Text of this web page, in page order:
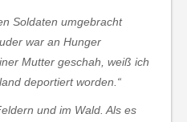
Soldaten umgebracht
war an Hunger
Mutter geschah, weiß ich
deportiert worden.“
und im Wald. Als es